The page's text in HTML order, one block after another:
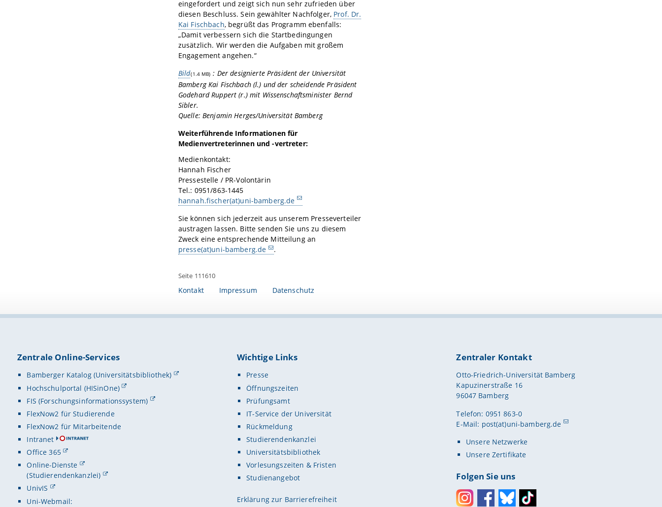
eingefordert und zeigt sich nun sehr zufrieden über
diesen Beschluss. Sein gewählter Nachfolger, Prof. Dr.
Kai Fischbach, begrüßt das Programm ebenfalls:
„Damit verbessern sich die Startbedingungen
zusätzlich. Wir werden die Aufgaben mit großem
Engagement angehen.“
Bild(1.4 MB) : Der designierte Präsident der Universität
Bamberg Kai Fischbach (l.) und der scheidende Präsident
Godehard Ruppert (r.) mit Wissenschaftsminister Bernd
Sibler.
Quelle: Benjamin Herges/Universität Bamberg
Weiterführende Informationen für
Medienvertreterinnen und -vertreter:
Medienkontakt:
Hannah Fischer
Pressestelle / PR-Volontärin
Tel.: 0951/863-1445
hannah.fischer(at)uni-bamberg.de
Sie können sich jederzeit aus unserem Presseverteiler
austragen lassen. Bitte senden Sie uns zu diesem
Zweck eine entsprechende Mitteilung an
presse(at)uni-bamberg.de
.
Seite 111610
Kontakt Impressum Datenschutz
Zentrale Online-Services
Bamberger Katalog (Universitätsbibliothek)
Hochschulportal (HISinOne)
FIS (Forschungsinformationssystem)
FlexNow2 für Studierende
FlexNow2 für Mitarbeitende
Intranet
Office 365
Online-Dienste
(Studierendenkanzlei)
UnivIS
Uni-Webmail:
Wichtige Links
Presse
Öffnungszeiten
Prüfungsamt
IT-Service der Universität
Rückmeldung
Studierendenkanzlei
Universitätsbibliothek
Vorlesungszeiten & Fristen
Studienangebot
Erklärung zur Barrierefreiheit
Zentraler Kontakt
Otto-Friedrich-Universität Bamberg
Kapuzinerstraße 16
96047 Bamberg
Telefon: 0951 863-0
E-Mail: post(at)uni-bamberg.de
Unsere Netzwerke
Unsere Zertifikate
Folgen Sie uns